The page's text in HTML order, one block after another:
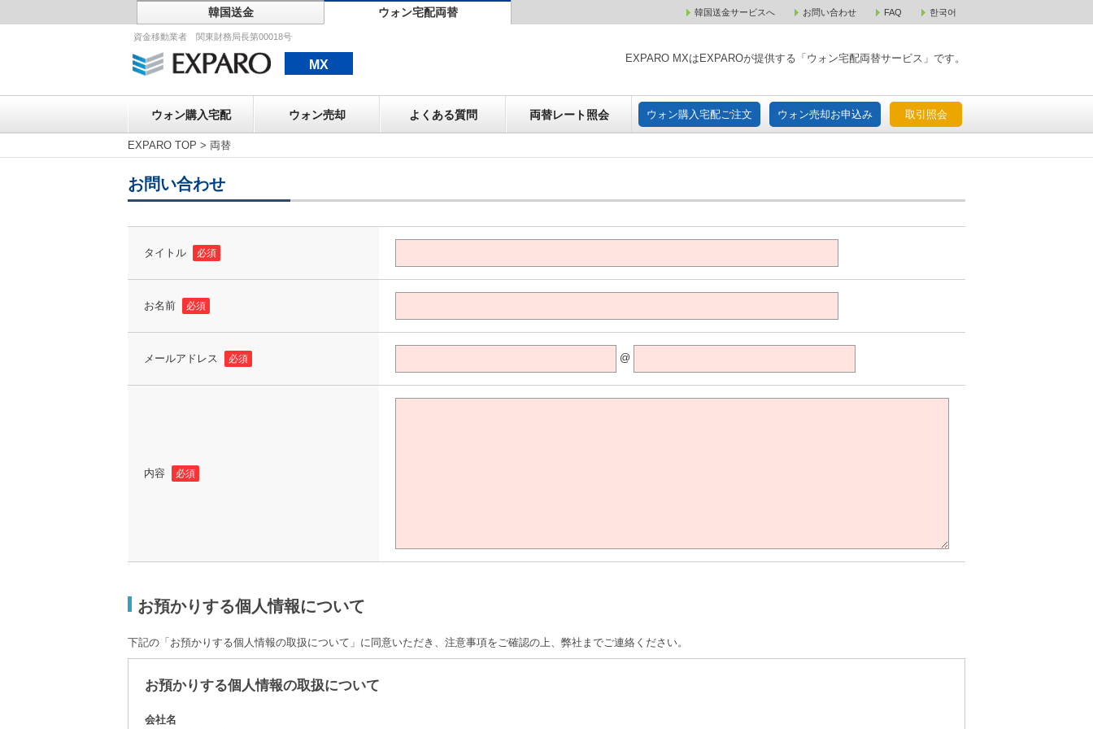
韓国送金 ウォン宅配両替 韓国送金サービスへ お問い合わせ FAQ 한국어
資金移動業者 関東財務局長第00018号
MX EXPARO MXはEXPAROが提供する「ウォン宅配両替サービス」です。
ウォン購入宅配 ウォン売却 よくある質問 両替レート照会 ウォン購入宅配ご注文 ウォン売却お申込み 取引照会
ウォン売却 ウォン購入宅配ご注文 ウォン売却お申込み 取引照会
EXPARO TOP > 両替
お問い合わせ
タイトル 必須
お名前 必須
メールアドレス 必須 @
内容 必須
お預かりする個人情報について
下記の「お預かりする個人情報の取扱について」に同意いただき、注意事項をご確認の上、弊社までご連絡ください。
お預かりする個人情報の取扱について
会社名